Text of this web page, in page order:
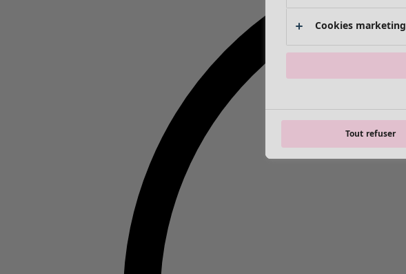
Cookies marketing
Tout refuser